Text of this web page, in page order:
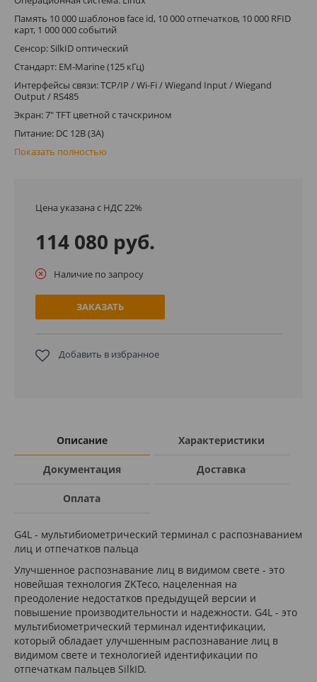
Память 10 000 шаблонов face id, 10 000 отпечатков, 10 000 RFID
карт, 1 000 000 событий
Сенсор: SilkID оптический
Стандарт: EM-Marine (125 кГц)
Интерфейсы связи: TCP/IP / Wi-Fi / Wiegand Input / Wiegand
Output / RS485
Экран: 7" TFT цветной с тачскрином
Питание: DC 12В (3A)
Показать полностью
Цена указана с НДС 22%
114 080 руб.
Наличие по запросу
ЗАКАЗАТЬ
Добавить в избранное
Описание Характеристики
Документация Доставка
Оплата
G4L - мультибиометрический терминал с распознаванием
лиц и отпечатков пальца
Улучшенное распознавание лиц в видимом свете - это
новейшая технология ZKTeco, нацеленная на
преодоление недостатков предыдущей версии и
повышение производительности и надежности. G4L - это
мультибиометрический терминал идентификации,
который обладает улучшенным распознавание лиц в
видимом свете и технологией идентификации по
отпечаткам пальцев SilkID.